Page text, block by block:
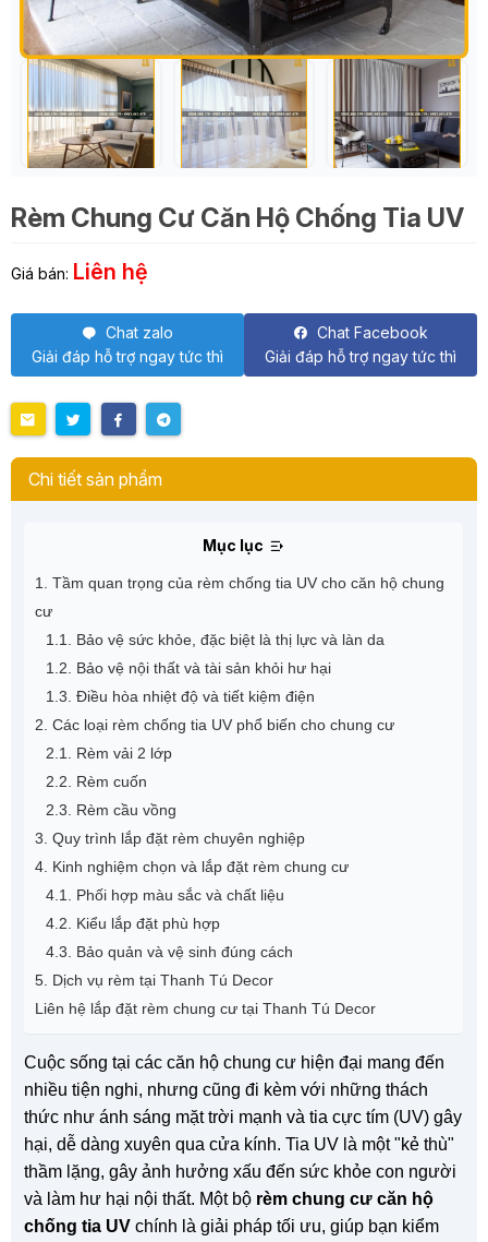
Rèm Chung Cư Căn Hộ Chống Tia UV
Giá bán: Liên hệ
Chat zalo
Giải đáp hỗ trợ ngay tức thì
Chat Facebook
Giải đáp hỗ trợ ngay tức thì
Chi tiết sản phẩm
Mục lục
1. Tầm quan trọng của rèm chống tia UV cho căn hộ chung
cư
1.1. Bảo vệ sức khỏe, đặc biệt là thị lực và làn da
1.2. Bảo vệ nội thất và tài sản khỏi hư hại
1.3. Điều hòa nhiệt độ và tiết kiệm điện
2. Các loại rèm chống tia UV phổ biến cho chung cư
2.1. Rèm vải 2 lớp
2.2. Rèm cuốn
2.3. Rèm cầu vồng
3. Quy trình lắp đặt rèm chuyên nghiệp
4. Kinh nghiệm chọn và lắp đặt rèm chung cư
4.1. Phối hợp màu sắc và chất liệu
4.2. Kiểu lắp đặt phù hợp
4.3. Bảo quản và vệ sinh đúng cách
5. Dịch vụ rèm tại Thanh Tú Decor
Liên hệ lắp đặt rèm chung cư tại Thanh Tú Decor
Cuộc sống tại các căn hộ chung cư hiện đại mang đến
nhiều tiện nghi, nhưng cũng đi kèm với những thách
thức như ánh sáng mặt trời mạnh và tia cực tím (UV) gây
hại, dễ dàng xuyên qua cửa kính. Tia UV là một "kẻ thù"
thầm lặng, gây ảnh hưởng xấu đến sức khỏe con người
và làm hư hại nội thất. Một bộ rèm chung cư căn hộ
chống tia UV chính là giải pháp tối ưu, giúp bạn kiểm